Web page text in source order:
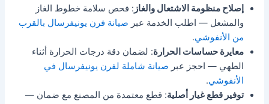
إصلاح منظومة الاشتعال والغاز : فحص سلامة خطوط الغاز
والمشعل — اطلب الخدمة عبر صيانة فرن يونيفرسال بالقرب
من الأنفوشي.
معايرة حساسات الحرارة: لضمان دقة درجات الحرارة أثناء
الطهي — احجز عبر صيانة شاملة لفرن يونيفرسال في
الأنفوشي.
توفير قطع غيار أصلية: قطع معتمدة من المصنع مع ضمان —